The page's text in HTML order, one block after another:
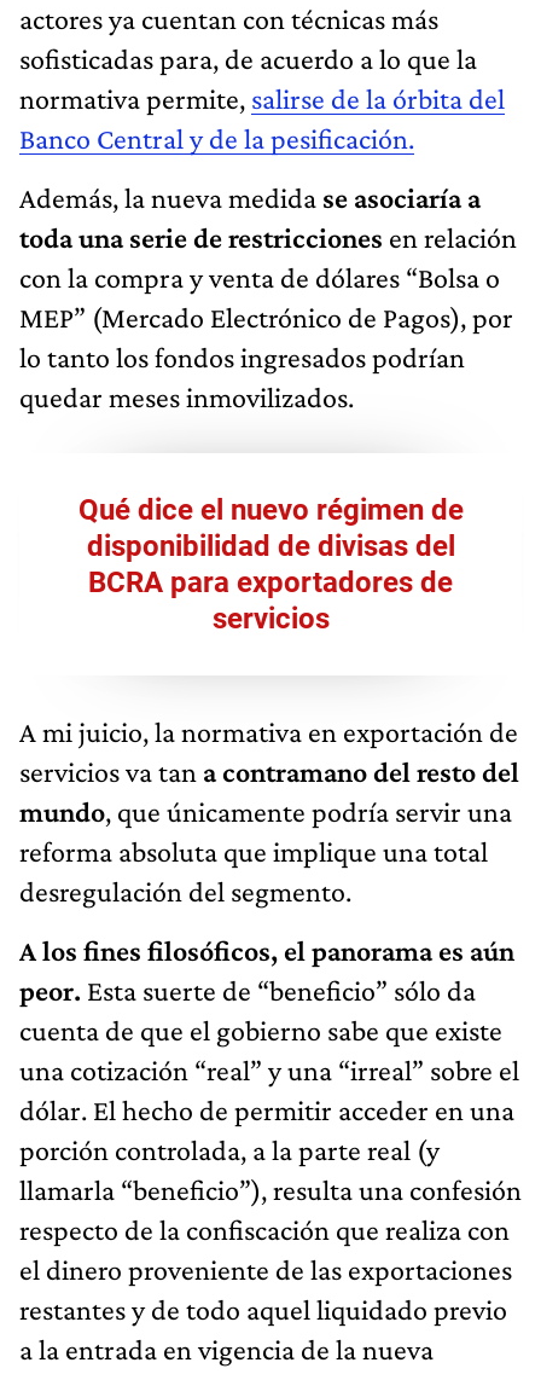
actores ya cuentan con técnicas más
sofisticadas para, de acuerdo a lo que la
normativa permite, salirse de la órbita del
Banco Central y de la pesificación.
Además, la nueva medida se asociaría a
toda una serie de restricciones en relación
con la compra y venta de dólares “Bolsa o
MEP” (Mercado Electrónico de Pagos), por
lo tanto los fondos ingresados podrían
quedar meses inmovilizados.
Qué dice el nuevo régimen de
disponibilidad de divisas del
BCRA para exportadores de
servicios
A mi juicio, la normativa en exportación de
servicios va tan a contramano del resto del
mundo, que únicamente podría servir una
reforma absoluta que implique una total
desregulación del segmento.
A los fines filosóficos, el panorama es aún
peor. Esta suerte de “beneficio” sólo da
cuenta de que el gobierno sabe que existe
una cotización “real” y una “irreal” sobre el
dólar. El hecho de permitir acceder en una
porción controlada, a la parte real (y
llamarla “beneficio”), resulta una confesión
respecto de la confiscación que realiza con
el dinero proveniente de las exportaciones
restantes y de todo aquel liquidado previo
a la entrada en vigencia de la nueva